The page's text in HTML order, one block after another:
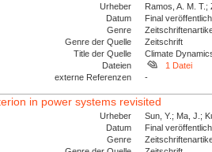
Urheber
Ramos, A. M.
Datum
Final
Genre
Genre der Quelle
Zeitschrift
Title der Quelle
Climate
Dateien
1 Datei
externe Referenzen
-
in power systems revisited
Urheber
Sun, Y.; Ma, J.;
Datum
Final
Genre